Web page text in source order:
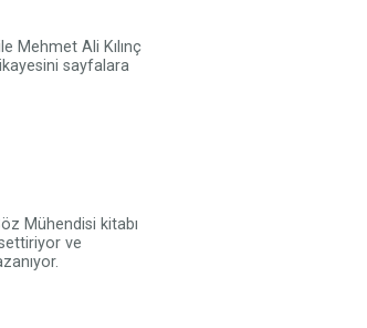
Mehmet Ali Kılınç
sayfalara
Mühendisi kitabı
ve